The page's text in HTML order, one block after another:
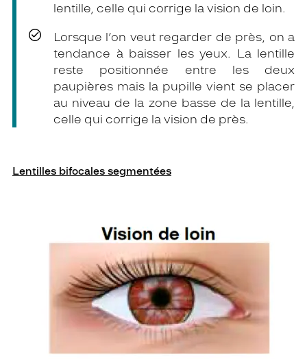
lentille, celle qui corrige la vision de loin.
Lorsque l’on veut regarder de près, on a
tendance à baisser les yeux. La lentille
reste positionnée entre les deux
paupières mais la pupille vient se placer
au niveau de la zone basse de la lentille,
celle qui corrige la vision de près.
Lentilles bifocales segmentées